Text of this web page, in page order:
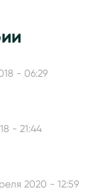
- 06:29
- 21:44
2020 - 12:59